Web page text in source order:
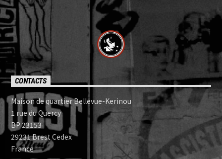
CONTACTS
Maison de quartier Bellevue-Kerinou
1 rue du Quercy
BP 23153
29231 Brest Cedex
France